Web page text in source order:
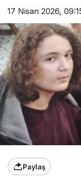
17 Nisan 2026,
Paylaş